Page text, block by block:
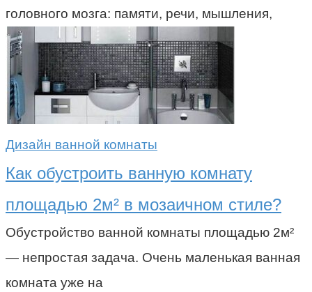
головного мозга: памяти, речи, мышления,
Дизайн ванной комнаты
Как обустроить ванную комнату
площадью 2м² в мозаичном стиле?
Обустройство ванной комнаты площадью 2м²
— непростая задача. Очень маленькая ванная
комната уже на